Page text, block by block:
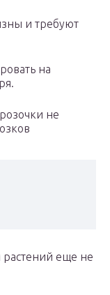
и требуют
на
не
растений еще не